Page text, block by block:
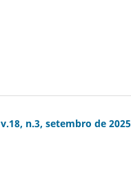
v.18, n.3, setembro de 2025